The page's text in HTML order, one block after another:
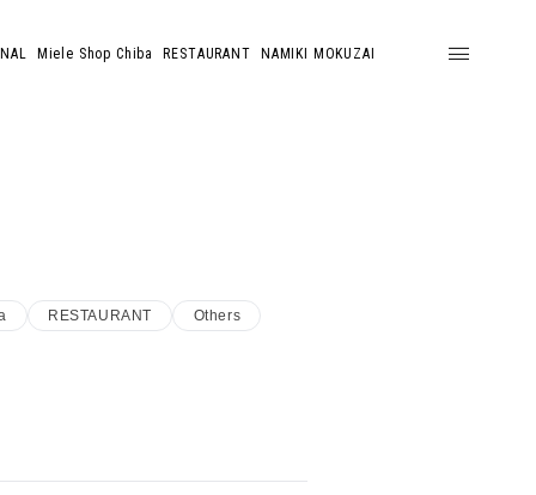
Miele Shop Chiba RESTAURANT NAMIKI MOKUZAI
RESTAURANT Others